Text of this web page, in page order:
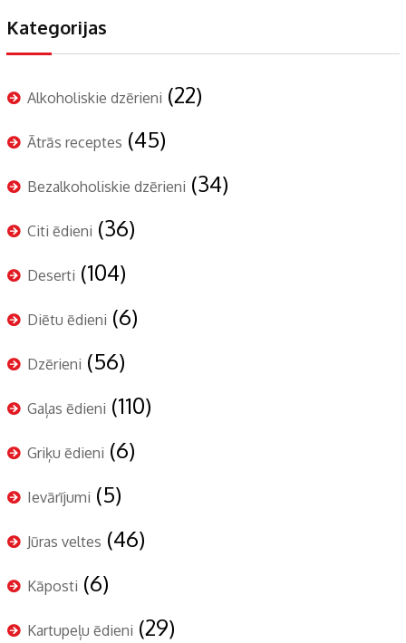
Kategorijas
Alkoholiskie dzērieni (22)
Ātrās receptes (45)
Bezalkoholiskie dzērieni (34)
Citi ēdieni (36)
Deserti (104)
Diētu ēdieni (6)
Dzērieni (56)
Gaļas ēdieni (110)
Griķu ēdieni (6)
Ievārījumi (5)
Jūras veltes (46)
Kāposti (6)
Kartupeļu ēdieni (29)